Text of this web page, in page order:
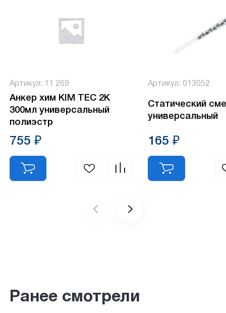
Артикул: 11 269
Анкер хим KIM TEC 2K
300мл универсальный
полиэстр
755 ₽
Артикул: 013052
Статический
универсальный
165 ₽
Ранее смотрели